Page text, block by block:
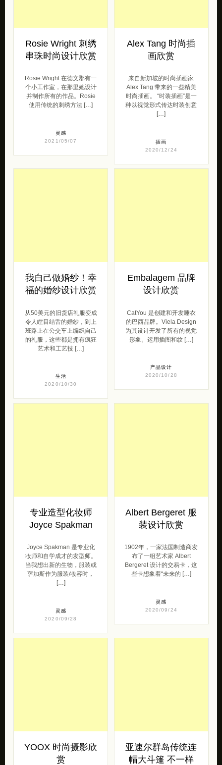
Rosie Wright 刺绣
串珠时尚设计欣赏
Rosie Wright 在德文郡有一
个小工作室，在那里她设计
并制作所有的作品。Rosie
使用传统的刺绣方法 […]
灵感
2021/05/07
Alex Tang 时尚插
画欣赏
来自新加坡的时尚插画家
Alex Tang 带来的一些精美
时尚插画。 “时装插画”是一
种以视觉形式传达时装创意
[…]
插画
2020/12/24
我自己做婚纱！幸
福的婚纱设计欣赏
从50美元的旧货店礼服变成
令人瞠目结舌的婚纱，到上
班路上在公交车上编织自己
的礼服，这些都是拥有疯狂
艺术和工艺技 […]
生活
2020/10/30
Embalagem 品牌
设计欣赏
CatYou 是创建和开发睡衣
的巴西品牌。Viela Design
为其设计开发了所有的视觉
形象。运用插图和纹 […]
产品设计
2020/10/28
专业造型化妆师
Joyce Spakman
Joyce Spakman 是专业化
妆师和自学成才的发型师。
当我想出新的生物，服装或
萨加斯作为服装/妆容时，
[…]
灵感
2020/09/28
Albert Bergeret 服
装设计欣赏
1902年，一家法国制造商发
布了一组艺术家 Albert
Bergeret 设计的交易卡，这
些卡想象着“未来的 […]
灵感
2020/09/24
YOOX 时尚摄影欣
赏
亚速尔群岛传统连
帽大斗篷 不一样